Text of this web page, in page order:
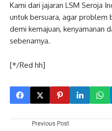
Kami dari jajaran LSM Seroja
untuk bersuara, agar problem
demi kemajuan, kenyamanan
sebenarnya.
[*/Red hh]
Previous Post